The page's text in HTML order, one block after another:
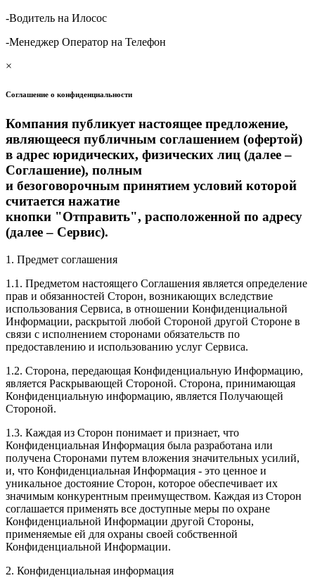
-Водитель на Илосос
-Менеджер Оператор на Телефон
×
Соглашение о конфиденциальности
Компания публикует настоящее предложение,
являющееся публичным соглашением (офертой)
в адрес юридических, физических лиц (далее –
Соглашение), полным
и безоговорочным принятием условий которой
считается нажатие
кнопки "Отправить", расположенной по адресу
(далее – Сервис).
1. Предмет соглашения
1.1. Предметом настоящего Соглашения является определение
прав и обязанностей Сторон, возникающих вследствие
использования Сервиса, в отношении Конфиденциальной
Информации, раскрытой любой Стороной другой Стороне в
связи с исполнением сторонами обязательств по
предоставлению и использованию услуг Сервиса.
1.2. Сторона, передающая Конфиденциальную Информацию,
является Раскрывающей Стороной. Сторона, принимающая
Конфиденциальную информацию, является Получающей
Стороной.
1.3. Каждая из Сторон понимает и признает, что
Конфиденциальная Информация была разработана или
получена Сторонами путем вложения значительных усилий,
и, что Конфиденциальная Информация - это ценное и
уникальное достояние Сторон, которое обеспечивает их
значимым конкурентным преимуществом. Каждая из Сторон
соглашается применять все доступные меры по охране
Конфиденциальной Информации другой Стороны,
применяемые ей для охраны своей собственной
Конфиденциальной Информации.
2. Конфиденциальная информация